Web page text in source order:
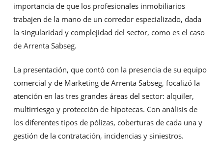
importancia de que los profesionales inmobiliarios
trabajen de la mano de un corredor especializado, dada
la singularidad y complejidad del sector, como es el caso
de Arrenta Sabseg.
La presentación, que contó con la presencia de su equipo
comercial y de Marketing de Arrenta Sabseg, focalizó la
atención en las tres grandes áreas del sector: alquiler,
multirriesgo y protección de hipotecas. Con análisis de
los diferentes tipos de pólizas, coberturas de cada una y
gestión de la contratación, incidencias y siniestros.